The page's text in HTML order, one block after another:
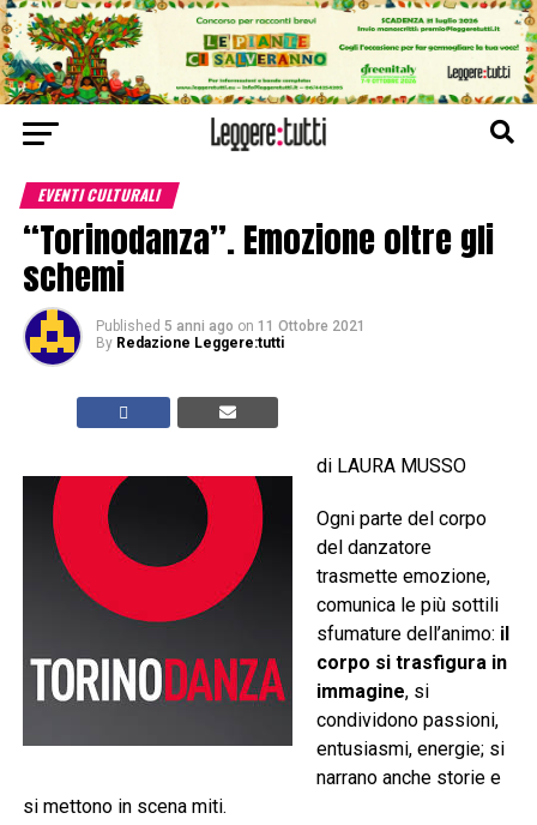
EVENTI CULTURALI
“Torinodanza”. Emozione oltre gli
schemi
Published 5 anni ago on 11 Ottobre 2021
By Redazione Leggere:tutti
di LAURA MUSSO
Ogni parte del corpo
del danzatore
trasmette emozione,
comunica le più sottili
sfumature dell’animo: il
corpo si trasfigura in
immagine, si
condividono passioni,
entusiasmi, energie; si
narrano anche storie e
si mettono in scena miti.